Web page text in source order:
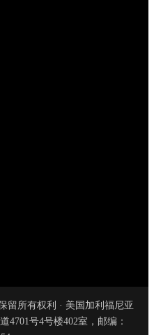
留所有权利 · 美国加利福尼亚
4701号4号楼402室，邮编：